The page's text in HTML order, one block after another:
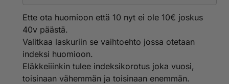
Ette ota huomioon että 10 nyt ei ole 10€ joskus
40v päästä.
Valitkaa laskuriin se vaihtoehto jossa otetaan
indeksi huomioon.
Eläkkeiiinkin tulee indeksikorotus joka vuosi,
toisinaan vähemmän ja toisinaan enemmän.